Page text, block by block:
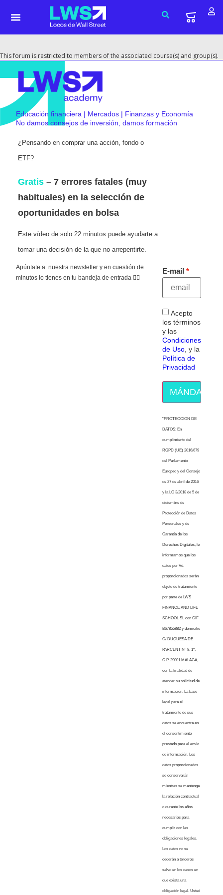
This forum is restricted to members of the associated course(s) and group(s).
Educación financiera | Mercados | Finanzas y Economía
No damos consejos de inversión, damos formación
¿Pensando en comprar una acción, fondo o
ETF?
Gratis – 7 errores fatales (muy
habituales) en la selección de
oportunidades en bolsa
Este vídeo de solo 22 minutos puede ayudarte a
tomar una decisión de la que no arrepentirte.
Apúntate a nuestra newsletter y en cuestión de
minutos lo tienes en tu bandeja de entrada 👇🏻
E-mail
Acepto
los términos
y las
Condiciones
de Uso, y la
Política de
Privacidad
MÁNDAME
“PROTECCION DE
DATOS: En
cumplimiento del
RGPD (UE) 2016/679
del Parlamento
Europeo y del Consejo
de 27 de abril de 2016
y la LO 3/2018 de 5 de
diciembre de
Protección de Datos
Personales y de
Garantía de los
Derechos Digitales, le
informamos que los
datos por Vd.
proporcionados serán
objeto de tratamiento
por parte de LWS
FINANCE AND LIFE
SCHOOL SL con CIF
B67855882 y domicilio
C/ DUQUESA DE
PARCENT Nº 8, 1º,
C.P. 29001 MALAGA,
con la finalidad de
atender su solicitud de
información. La base
legal para el
tratamiento de sus
datos se encuentra en
el consentimiento
prestado para el envío
de información. Los
datos proporcionados
se conservarán
mientras se mantenga
la relación contractual
o durante los años
necesarios para
cumplir con las
obligaciones legales.
Los datos no se
cederán a terceros
salvo en los casos en
que exista una
obligación legal. Usted